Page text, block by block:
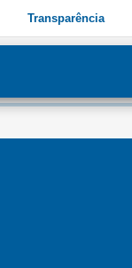
Transparência